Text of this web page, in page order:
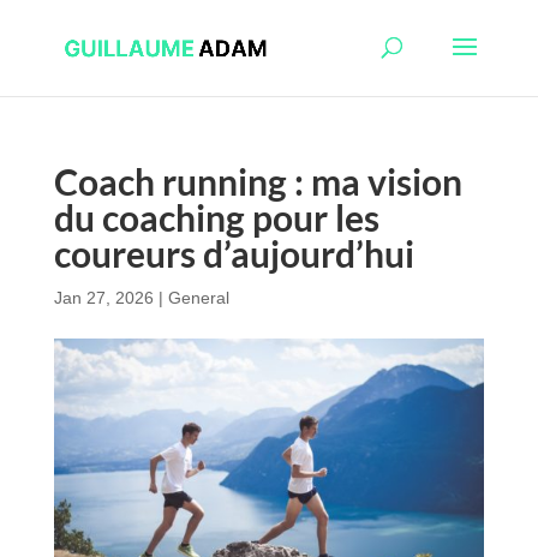
Coach running : ma vision
du coaching pour les
coureurs d’aujourd’hui
Jan 27, 2026 | General